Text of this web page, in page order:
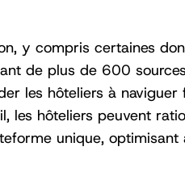
y compris certaines
de plus de 600
les hôteliers à naviguer
les hôteliers peuvent
unique, optimisant